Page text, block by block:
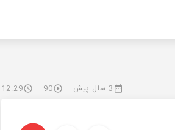
3 سال پیش 90
12:29